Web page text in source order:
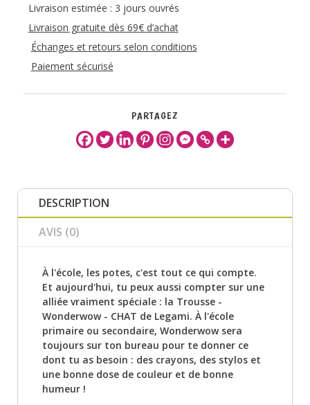
Livraison estimée : 3 jours ouvrés
Livraison gratuite dès 69€ d’achat
Échanges et retours selon conditions
Paiement sécurisé
PARTAGEZ
DESCRIPTION
AVIS (0)
À l'école, les potes, c'est tout ce qui compte.
Et aujourd'hui, tu peux aussi compter sur une
alliée vraiment spéciale : la Trousse -
Wonderwow - CHAT de Legami. À l'école
primaire ou secondaire, Wonderwow sera
toujours sur ton bureau pour te donner ce
dont tu as besoin : des crayons, des stylos et
une bonne dose de couleur et de bonne
humeur !